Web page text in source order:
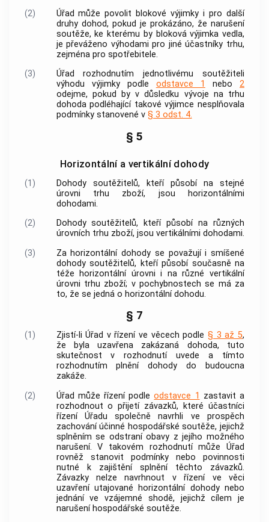
(2)
Úřad může povolit blokové výjimky i pro další
druhy dohod, pokud je prokázáno, že narušení
soutěže, ke kterému by bloková výjimka vedla,
je převáženo výhodami pro jiné účastníky trhu,
zejména pro spotřebitele.
(3)
Úřad rozhodnutím jednotlivému soutěžiteli
výhodu výjimky podle odstavce 1 nebo2
odejme, pokud by v důsledku vývoje na trhu
dohoda podléhající takové výjimce nesplňovala
podmínky stanovené v § 3 odst. 4.
§ 5
Horizontální a vertikální dohody
(1) Dohody soutěžitelů, kteří působí na stejné
úrovni trhu zboží, jsou horizontálními
dohodami.
(2)
Dohodysoutěžitelů, kteří působí na různých
úrovních trhu zboží, jsou vertikálními dohodami.
(3)
Za horizontální dohody se považují i smíšené
dohody soutěžitelů, kteří působí současně na
téže horizontální úrovni i na různé vertikální
úrovni trhu zboží; v pochybnostech se má za
to, že se jedná o horizontální dohodu.
§ 7
(1) Zjistí-li Úřad v řízení ve věcech podle§ 3 až 5,
že byla uzavřena zakázaná dohoda, tuto
skutečnost v rozhodnutí uvede a tímto
rozhodnutím plnění dohody do budoucna
zakáže.
(2)
Úřad může řízení podleodstavce 1 zastavit a
rozhodnout o přijetí závazků, které účastníci
řízení Úřadu společně navrhli ve prospěch
zachování účinné hospodářské soutěže, jejichž
splněním se odstraní obavy z jejího možného
narušení. V takovém rozhodnutí může Úřad
rovněž stanovit podmínky nebo povinnosti
nutné k zajištění splnění těchto závazků.
Závazky nelze navrhnout v řízení ve věci
uzavření utajované horizontální dohody nebo
jednání ve vzájemné shodě, jejichž cílem je
narušení hospodářské soutěže.